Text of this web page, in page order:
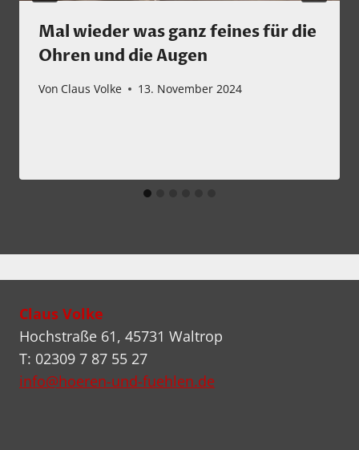
Mal wieder was ganz feines für die
Ohren und die Augen
Von Claus Volke 13. November 2024
Claus Volke
Hochstraße 61, 45731 Waltrop
T: 02309 7 87 55 27
info@hoeren-und-fuehlen.de